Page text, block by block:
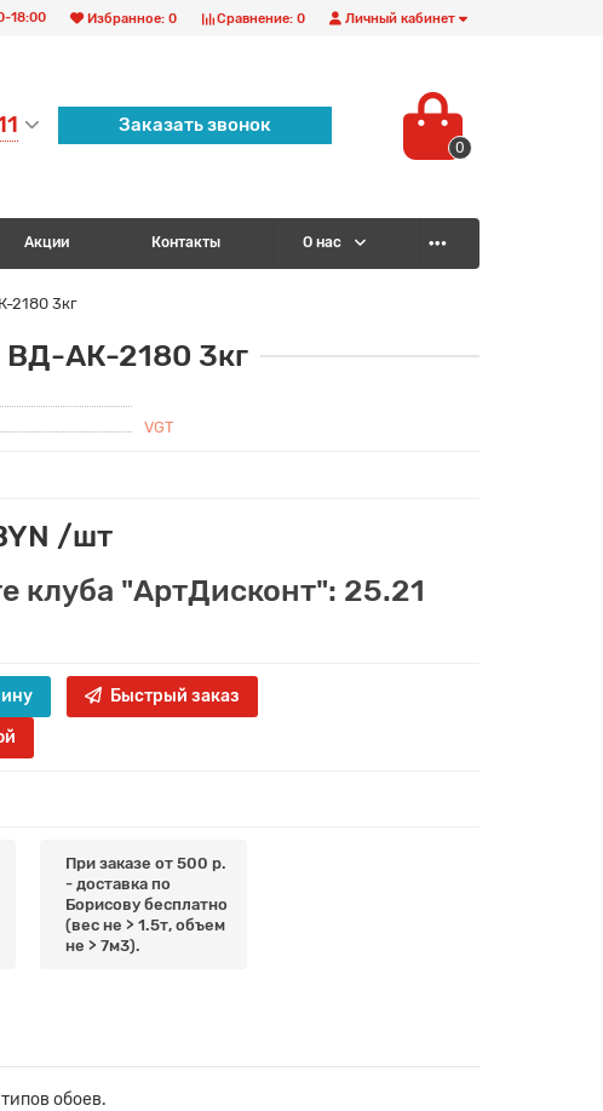
Личный кабинет
Сравнение: 0
Избранное: 0
18:00
Заказать звонок
0
Акции Контакты О нас
2180 3кг
ВД-АК-2180 3кг
VGT
/шт
клуба "АртДисконт": 25.21
Быстрый заказ
При заказе от 500 р.
- доставка по
Борисову бесплатно
(вес не > 1.5т, объем
не > 7м3).
обоев.